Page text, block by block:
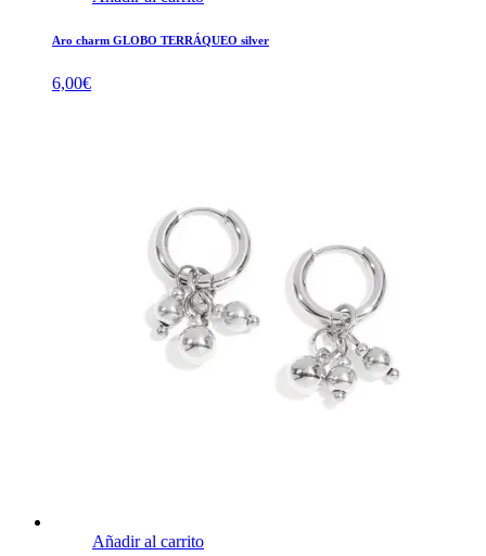
Aro charm GLOBO TERRÁQUEO silver
6,00€
Añadir al carrito